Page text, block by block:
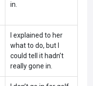
in.
I explained to her
what to do, but I
could tell it hadn’t
really gone in.